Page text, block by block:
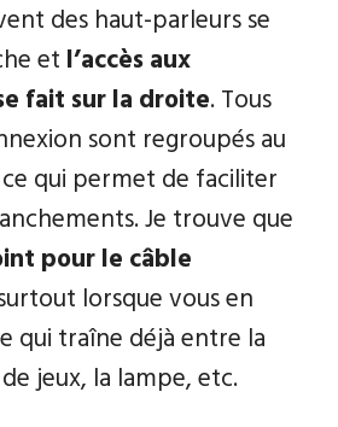
des haut-parleurs se
et l’accès aux
fait sur la droite. Tous
sont regroupés au
qui permet de faciliter
Je trouve que
pour le câble
lorsque vous en
qui traîne déjà entre la
jeux, la lampe, etc.